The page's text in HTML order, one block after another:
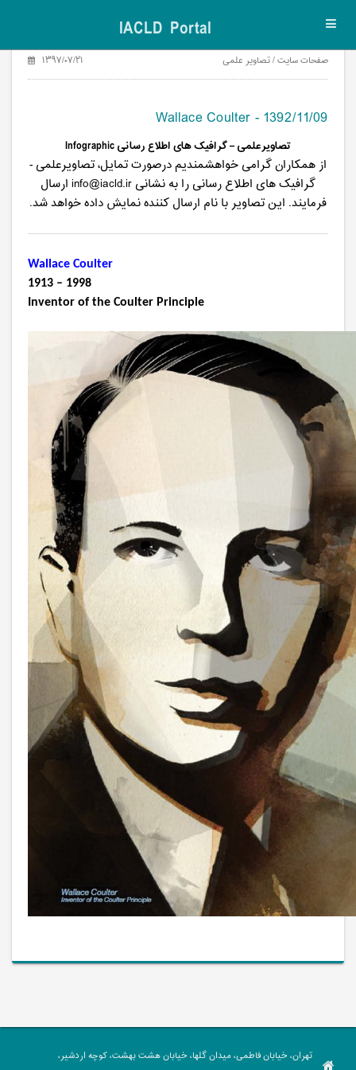
IACLD Portal
صفحات سایت / تصاویر علمی ۱۳۹۷/۰۷/۲۱
Wallace Coulter - 1392/11/09
تصاویرعلمی – گرافیک های اطلاع ‌رسانیInfographic
از همکاران گرامی خواهشمندیم درصورت تمایل، تصاویرعلمی -
گرافیک های اطلاع ‌رسانی را به نشانی info@iacld.ir ارسال
فرمایند. اینتصاویر با نام ارسال کننده نمایش داده خواهد شد.
Wallace Coulter
1913 – 1998
Inventor of the Coulter Principle
تهران، خیابان فاطمی، میدان گلها، خیابان هشت بهشت، کوچه اردشیر،